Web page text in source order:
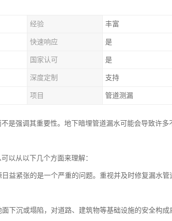
经验 丰富
快速响应 是
国家认可 是
深度定制 支持
项目 管道测漏
是强调其重要性。地下暗埋管道漏水可能会导致许多
以从以下几个方面来理解：
益紧张的是一个严重的问题。重视并及时修复漏水
下沉或塌陷，对道路、建筑物等基础设施的安全构成